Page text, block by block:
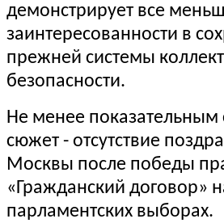
демонстрирует все
заинтересованности в
прежней системы
безопасности.
Не менее показательным
сюжет - отсутствие
Москвы после победы
«Гражданский договор»
парламентских выборах.